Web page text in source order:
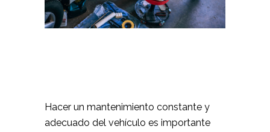
Hacer un mantenimiento constante y
adecuado del vehículo es importante